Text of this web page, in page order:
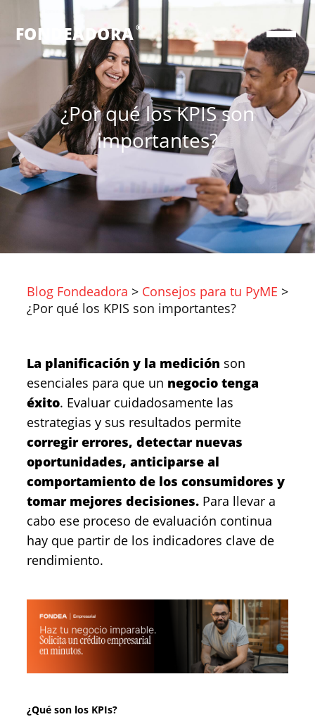
FONDEADORA ®
¿Por qué los KPIS son
importantes?
Blog Fondeadora > Consejos para tu PyME >
¿Por qué los KPIS son importantes?
La planificación y la medición son
esenciales para que un negocio tenga
éxito. Evaluar cuidadosamente las
estrategias y sus resultados permite
corregir errores, detectar nuevas
oportunidades, anticiparse al
comportamiento de los consumidores y
tomar mejores decisiones. Para llevar a
cabo ese proceso de evaluación continua
hay que partir de los indicadores clave de
rendimiento.
¿Qué son los KPIs?